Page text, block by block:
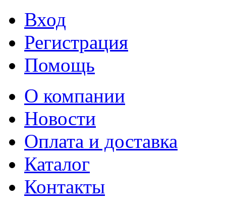
Вход
Регистрация
Помощь
О компании
Новости
Оплата и доставка
Каталог
Контакты